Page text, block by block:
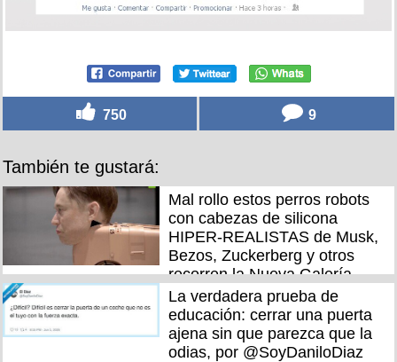
750 9
También te gustará:
Mal rollo estos perros robots
con cabezas de silicona
HIPER-REALISTAS de Musk,
Bezos, Zuckerberg y otros
recorren la Nueva Galería
Nacional de Berlín
La verdadera prueba de
educación: cerrar una puerta
ajena sin que parezca que la
odias, por @SoyDaniloDiaz